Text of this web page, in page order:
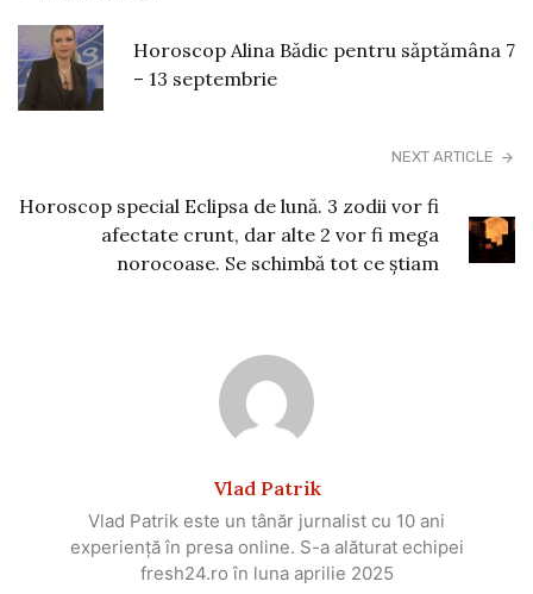
Horoscop Alina Bădic pentru săptămâna 7
– 13 septembrie
NEXT ARTICLE
Horoscop special Eclipsa de lună. 3 zodii vor fi
afectate crunt, dar alte 2 vor fi mega
norocoase. Se schimbă tot ce știam
Vlad Patrik
Vlad Patrik este un tânăr jurnalist cu 10 ani
experiență în presa online. S-a alăturat echipei
fresh24.ro în luna aprilie 2025